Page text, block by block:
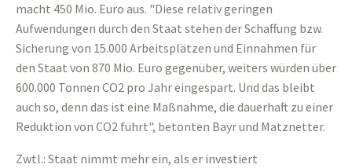
macht 450 Mio. Euro aus. "Diese relativ geringen
Aufwendungen durch den Staat stehen der Schaffung bzw.
Sicherung von 15.000 Arbeitsplätzen und Einnahmen für
den Staat von 870 Mio. Euro gegenüber, weiters würden über
600.000 Tonnen CO2 pro Jahr eingespart. Und das bleibt
auch so, denn das ist eine Maßnahme, die dauerhaft zu einer
Reduktion von CO2 führt", betonten Bayr und Matznetter.
Zwtl.: Staat nimmt mehr ein, als er investiert